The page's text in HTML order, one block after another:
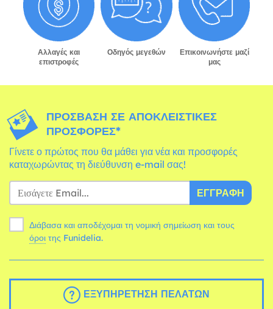
Αλλαγές και
επιστροφές
Οδηγός μεγεθών
Επικοινωνήστε μαζί
μας
ΠΡΌΣΒΑΣΗ ΣΕ ΑΠΟΚΛΕΙΣΤΙΚΈΣ
ΠΡΟΣΦΟΡΈΣ*
Γίνετε ο πρώτος που θα μάθει για νέα και προσφορές
καταχωρώντας τη διεύθυνση e-mail σας!
ΕΓΓΡΑΦΉ
Διάβασα και αποδέχομαι τη νομική σημείωση και τους
όροι της Funidelia.
ΕΞΥΠΗΡΈΤΗΣΗ ΠΕΛΑΤΏΝ